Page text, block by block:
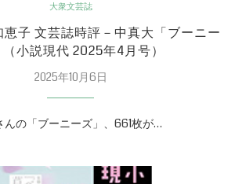
大衆文芸誌
恵子 文芸誌時評－中真大「ブーニー
小説現代 2025年4月号）
2025年10月6日
の「ブーニーズ」、661枚が…